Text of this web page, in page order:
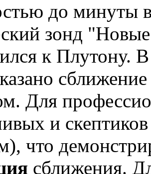
до минуты
зонд
к Плутону.
Для
и
что
сближения.